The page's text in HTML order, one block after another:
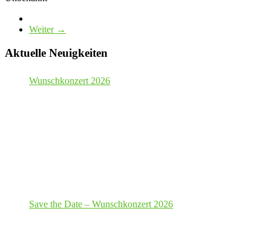
Weiter →
Aktuelle Neuigkeiten
Wunschkonzert 2026
Save the Date – Wunschkonzert 2026